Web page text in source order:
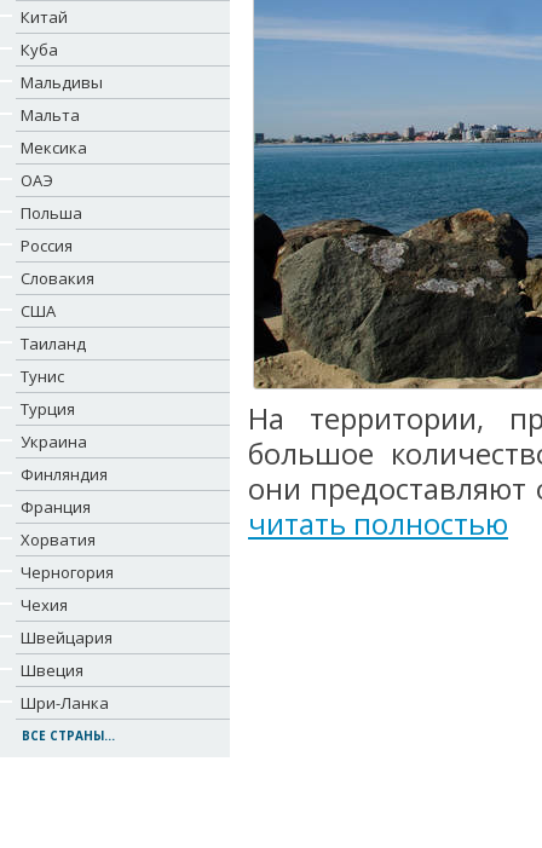
Китай
Куба
Мальдивы
Мальта
Мексика
ОАЭ
Польша
Россия
Словакия
США
Таиланд
Тунис
Турция
Украина
Финляндия
Франция
Хорватия
Черногория
Чехия
Швейцария
Швеция
Шри-Ланка
ВСЕ СТРАНЫ...
На территории,
большое
они
читать полностью